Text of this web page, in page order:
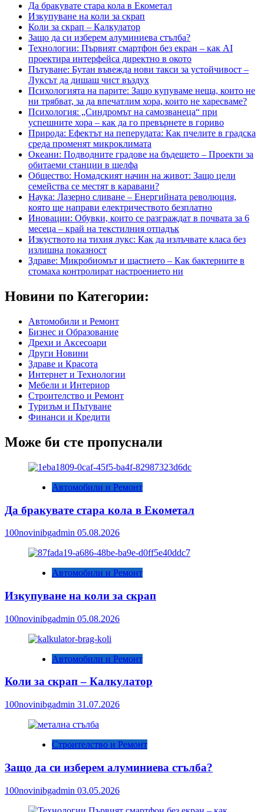
Да бракувате стара кола в Екометал
Изкупуване на коли за скрап
Коли за скрап – Калкулатор
Защо да си изберем алуминиева стълба?
Технологии: Първият смартфон без екран – как AI
проектира интерфейса директно в окото
Пътуване: Бутан въвежда нови такси за устойчивост –
Луксът да дишаш чист въздух
Психологията на парите: Защо купуваме неща, които не
ни трябват, за да впечатлим хора, които не харесваме?
Психология: „Синдромът на самозванеца“ при
успешните хора – как да го превърнете в гориво
Природа: Ефектът на пеперудата: Как пчелите в градска
среда променят микроклимата
Океани: Подводните градове на бъдещето – Проекти за
обитаеми станции в шелфа
Общество: Номадският начин на живот: Защо цели
семейства се местят в каравани?
Наука: Лазерно сливане – Енергийната революция,
която ще направи електричеството безплатно
Иновации: Обувки, които се разграждат в почвата за 6
месеца – край на текстилния отпадък
Изкуството на тихия лукс: Как да излъчвате класа без
излишна показност
Здраве: Микробиомът и щастието – Как бактериите в
стомаха контролират настроението ни
Новини по Категории:
Автомобили и Ремонт
Бизнес и Образование
Дрехи и Аксесоари
Други Новини
Здраве и Красота
Интернет и Технологии
Мебели и Интериор
Строителство и Ремонт
Туризъм и Пътуване
Финанси и Кредити
Може би сте пропуснали
Автомобили и Ремонт
Да бракувате стара кола в Екометал
100novinibgadmin 05.08.2026
Автомобили и Ремонт
Изкупуване на коли за скрап
100novinibgadmin 05.08.2026
Автомобили и Ремонт
Коли за скрап – Калкулатор
100novinibgadmin 31.07.2026
Строителство и Ремонт
Защо да си изберем алуминиева стълба?
100novinibgadmin 03.05.2026